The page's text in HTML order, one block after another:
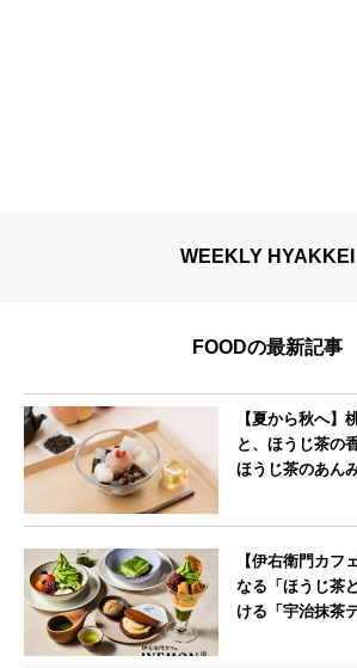
WEEKLY HYAKKEI
FOODの最新記事
【夏から秋へ】
と、ほうじ茶の
ほうじ茶のあん
【伊右衛門カフ
なる「ほうじ茶
ける「宇治抹茶